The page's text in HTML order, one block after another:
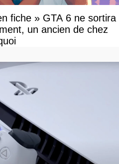
fiche » GTA 6 ne sortira
un ancien de chez